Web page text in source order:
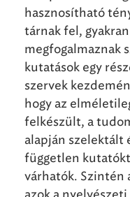
hasznosítható
tárnak fel,
megfogalmaznak
kutatások egy
szervek
hogy az
felkészült, a
alapján szelektált
független
várhatók. Szintén
azok a